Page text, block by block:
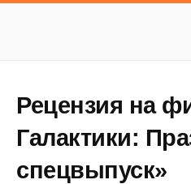
Рецензия на
Галактики:
спецвыпуск»